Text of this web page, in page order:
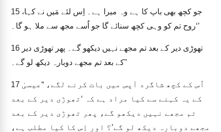
15
‘روح تم کو وہی کچھ سنائے گا جو اُسے مجھ سے ملا ہو گا۔’
16
کے بعد تم مجھے دوبارہ دیکھ لو گے۔"
17
کے یہ کہنے سے کیا مراد ہے کہ ‘تھوڑی دیر کے بعد
تم مجھے نہیں دیکھو گے، پھر تھوڑی دیر کے بعد
مجھے دوبارہ دیکھ لو گے’؟ اور اِس کا کیا مطلب ہے،